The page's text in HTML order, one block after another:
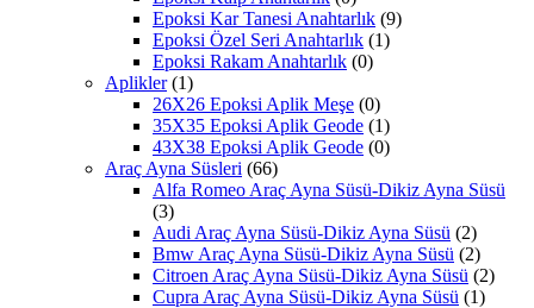
Epoksi Kar Tanesi Anahtarlık (9)
Epoksi Özel Seri Anahtarlık (1)
Epoksi Rakam Anahtarlık (0)
Aplikler (1)
26X26 Epoksi Aplik Meşe (0)
35X35 Epoksi Aplik Geode (1)
43X38 Epoksi Aplik Geode (0)
Araç Ayna Süsleri (66)
Alfa Romeo Araç Ayna Süsü-Dikiz Ayna Süsü
(3)
Audi Araç Ayna Süsü-Dikiz Ayna Süsü (2)
Bmw Araç Ayna Süsü-Dikiz Ayna Süsü (2)
Citroen Araç Ayna Süsü-Dikiz Ayna Süsü (2)
Cupra Araç Ayna Süsü-Dikiz Ayna Süsü (1)